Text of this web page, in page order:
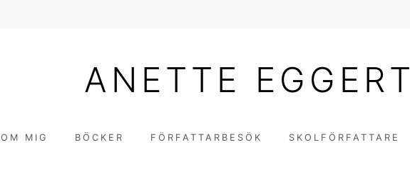
ANETTE EGGERT
OM MIG BÖCKER FÖRFATTARBESÖK SKOLFÖRFATTARE